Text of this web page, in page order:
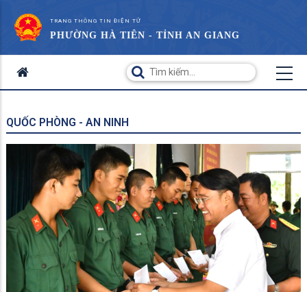
TRANG THÔNG TIN ĐIỆN TỬ
PHƯỜNG HÀ TIÊN - TỈNH AN GIANG
QUỐC PHÒNG - AN NINH